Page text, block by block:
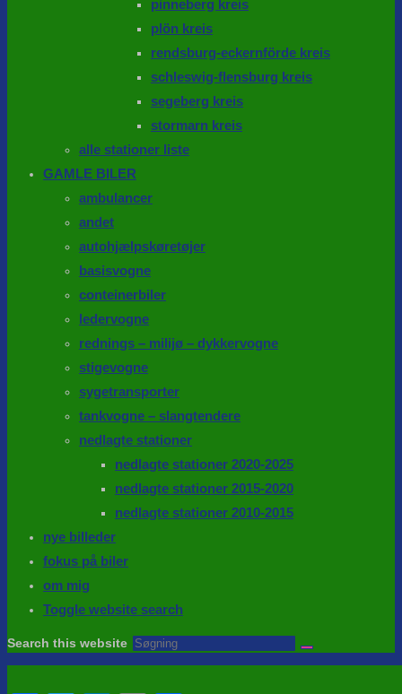
pinneberg kreis
plön kreis
rendsburg-eckernförde kreis
schleswig-flensburg kreis
segeberg kreis
stormarn kreis
alle stationer liste
GAMLE BILER
ambulancer
andet
autohjælpskøretøjer
basisvogne
conteinerbiler
ledervogne
rednings – milijø – dykkervogne
stigevogne
sygetransporter
tankvogne – slangtendere
nedlagte stationer
nedlagte stationer 2020-2025
nedlagte stationer 2015-2020
nedlagte stationer 2010-2015
nye billeder
fokus på biler
om mig
Toggle website search
Search this website